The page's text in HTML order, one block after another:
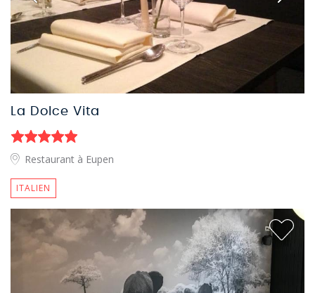
La Dolce Vita
Restaurant à Eupen
ITALIEN